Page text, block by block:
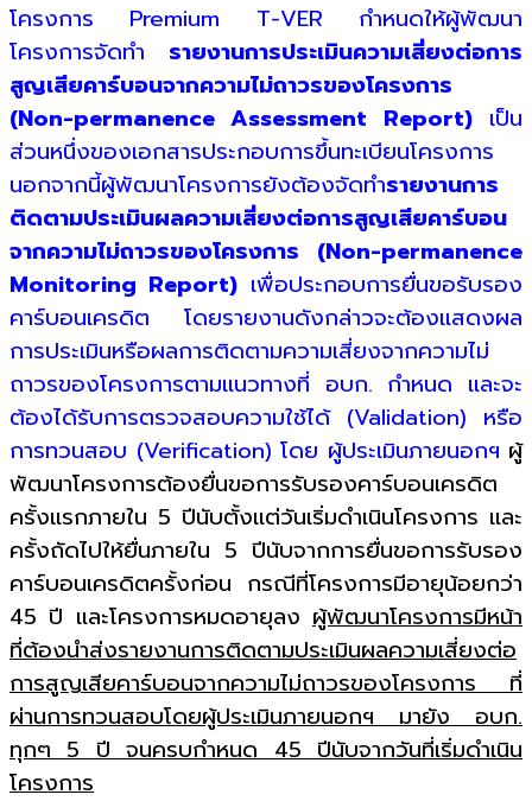
โครงการ Premium T-VER กำหนดให้ผู้พัฒนา
โครงการจัดทำ รายงานการประเมินความเสี่ยงต่อการ
สูญเสียคาร์บอนจากความไม่ถาวรของโครงการ
(Non-permanence Assessment Report)เป็น
ส่วนหนึ่งของเอกสารประกอบการขึ้นทะเบียนโครงการ
นอกจากนี้ผู้พัฒนาโครงการยังต้องจัดทำรายงานการ
ติดตามประเมินผลความเสี่ยงต่อการสูญเสียคาร์บอน
จากความไม่ถาวรของโครงการ (Non-permanence
Monitoring Report) เพื่อประกอบการยื่นขอรับรอง
คาร์บอนเครดิต โดยรายงานดังกล่าวจะต้องแสดงผล
การประเมินหรือผลการติดตามความเสี่ยงจากความไม่
ถาวรของโครงการตามแนวทางที่ อบก. กำหนด และจะ
ต้องได้รับการตรวจสอบความใช้ได้ (Validation) หรือ
การทวนสอบ (Verification) โดย ผู้ประเมินภายนอกฯ ผู้
พัฒนาโครงการต้องยื่นขอการรับรองคาร์บอนเครดิต
ครั้งแรกภายใน 5 ปีนับตั้งแต่วันเริ่มดำเนินโครงการ และ
ครั้งถัดไปให้ยื่นภายใน 5 ปีนับจากการยื่นขอการรับรอง
คาร์บอนเครดิตครั้งก่อน กรณีที่โครงการมีอายุน้อยกว่า
45 ปี และโครงการหมดอายุลง ผู้พัฒนาโครงการมีหน้า
ที่ต้องนำส่งรายงานการติดตามประเมินผลความเสี่ยงต่อ
การสูญเสียคาร์บอนจากความไม่ถาวรของโครงการ ที่
ผ่านการทวนสอบโดยผู้ประเมินภายนอกฯ มายัง อบก.
ทุกๆ 5 ปี จนครบกำหนด 45 ปีนับจากวันที่เริ่มดำเนิน
โครงการ